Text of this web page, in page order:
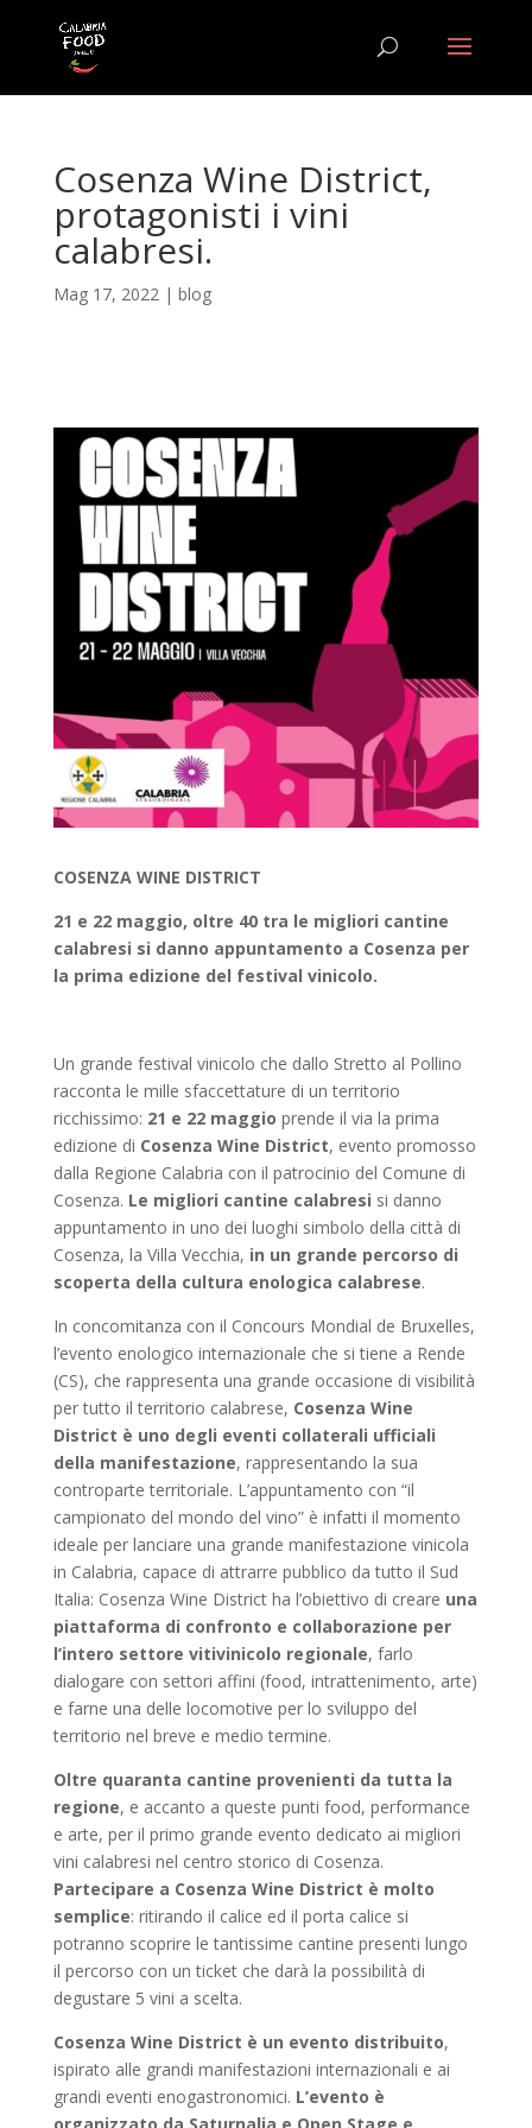
Cosenza Wine District,
protagonisti i vini
calabresi.
Mag 17, 2022| blog
COSENZA WINE DISTRICT
21 e 22 maggio, oltre 40 tra le migliori cantine
calabresi si danno appuntamento a Cosenza per
la prima edizione del festival vinicolo.
Un grande festival vinicolo che dallo Stretto al Pollino
racconta le mille sfaccettature di un territorio
ricchissimo: 21 e 22 maggio prende il via la prima
edizione di Cosenza Wine District, evento promosso
dalla Regione Calabria con il patrocinio del Comune di
Cosenza. Le migliori cantine calabresi si danno
appuntamento in uno dei luoghi simbolo della città di
Cosenza, la Villa Vecchia, in un grande percorso di
scoperta della cultura enologica calabrese.
In concomitanza con il Concours Mondial de Bruxelles,
l’evento enologico internazionale che si tiene a Rende
(CS), che rappresenta una grande occasione di visibilità
per tutto il territorio calabrese, Cosenza Wine
District è uno degli eventi collaterali ufficiali
della manifestazione, rappresentando la sua
controparte territoriale. L’appuntamento con “il
campionato del mondo del vino” è infatti il momento
ideale per lanciare una grande manifestazione vinicola
in Calabria, capace di attrarre pubblico da tutto il Sud
Italia: Cosenza Wine District ha l’obiettivo di creare una
piattaforma di confronto e collaborazione per
l’intero settore vitivinicolo regionale, farlo
dialogare con settori affini (food, intrattenimento, arte)
e farne una delle locomotive per lo sviluppo del
territorio nel breve e medio termine.
Oltre quaranta cantine provenienti da tutta la
regione, e accanto a queste punti food, performance
e arte, per il primo grande evento dedicato ai migliori
vini calabresi nel centro storico di Cosenza.
Partecipare a Cosenza Wine District è molto
semplice: ritirando il calice ed il porta calice si
potranno scoprire le tantissime cantine presenti lungo
il percorso con un ticket che darà la possibilità di
degustare 5 vini a scelta.
Cosenza Wine District è un evento distribuito,
ispirato alle grandi manifestazioni internazionali e ai
grandi eventi enogastronomici. L’evento è